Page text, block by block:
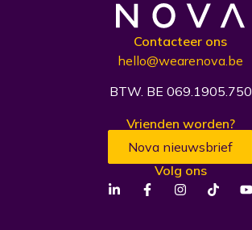
Contacteer ons
hello@wearenova.be
BTW. BE 069.1905.750
Vrienden worden?
Nova nieuwsbrief
Volg ons